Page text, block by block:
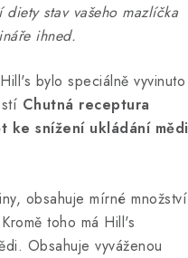
stav vašeho mazlíčka
ihned.
bylo speciálně vyvinuto
Chutná receptura
ke snížení ukládání mědi
obsahuje mírné množství
toho má Hill's
Obsahuje vyváženou